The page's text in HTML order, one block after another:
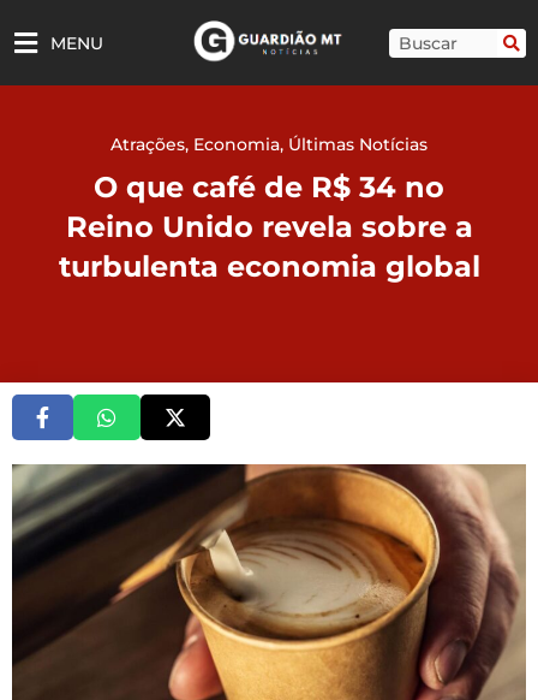
para
MENU Pesquisar
Atrações, Economia, Últimas Notícias
O que café de R$ 34 no
Reino Unido revela sobre a
turbulenta economia global